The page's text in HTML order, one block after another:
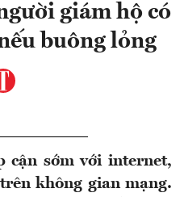
giám hộ có
buông lỏng
cận sớm với internet,
không gian mạng.